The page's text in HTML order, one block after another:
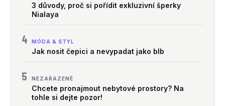
3 důvody, proč si pořídit exkluzivní šperky
Nialaya
4 MÓDA & STYL
Jak nosit čepici a nevypadat jako blb
5 NEZAŘAZENÉ
Chcete pronajmout nebytové prostory? Na
tohle si dejte pozor!